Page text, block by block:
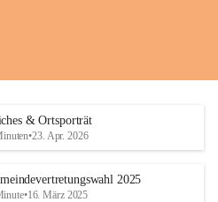
& Ortsporträt
•23. Apr. 2026
2025
•16. März 2025